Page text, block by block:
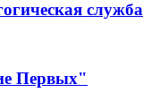
служба
Первых"